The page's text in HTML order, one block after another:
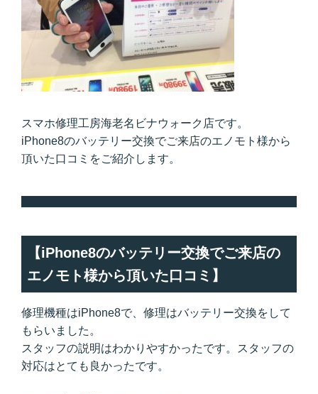
スマホ修理工房海老名ビナウォーク店です。
iPhone8のバッテリー交換でご来店のエノモト様から
頂いた口コミをご紹介します。
【iPhone8のバッテリー交換でご来店の
エノモト様から頂いた口コミ】
修理機種はiPhone8で、修理はバッテリー交換をして
もらいました。
スタッフの説明はわかりやすかったです。スタッフの
対応はとても良かったです。